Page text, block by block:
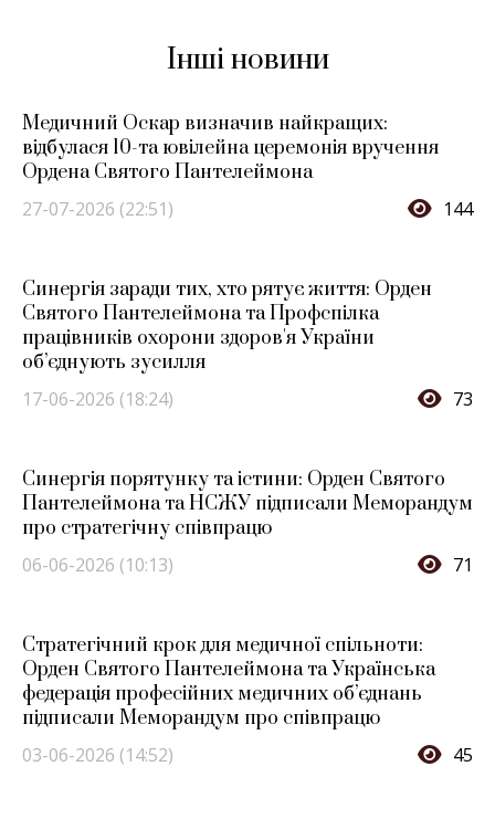
Інші новини
Медичний Оскар визначив найкращих:
відбулася 10-та ювілейна церемонія вручення
Ордена Святого Пантелеймона
27-07-2026 (22:51)
144
Синергія заради тих, хто рятує життя: Орден
Святого Пантелеймона та Профспілка
працівників охорони здоров'я України
об’єднують зусилля
17-06-2026 (18:24)
73
Синергія порятунку та істини: Орден Святого
Пантелеймона та НСЖУ підписали Меморандум
про стратегічну співпрацю
06-06-2026 (10:13)
71
Стратегічний крок для медичної спільноти:
Орден Святого Пантелеймона та Українська
федерація професійних медичних об’єднань
підписали Меморандум про співпрацю
03-06-2026 (14:52)
45